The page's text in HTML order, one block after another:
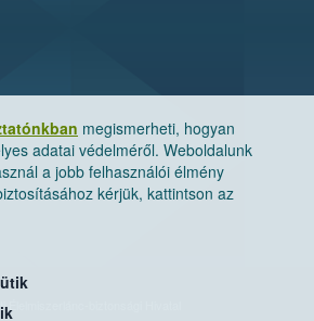
megismerheti, hogyan
adatai védelméről. Weboldalunk
a jobb felhasználói élmény
kérjük, kattintson az
Élelmiszerlánc-biztonsági Hivatal